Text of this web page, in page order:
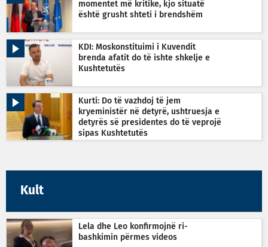
momentet më kritike, kjo situatë
është grusht shteti i brendshëm
KDI: Moskonstituimi i Kuvendit
brenda afatit do të ishte shkelje e
Kushtetutës
Kurti: Do të vazhdoj të jem
kryeministër në detyrë, ushtruesja e
detyrës së presidentes do të veprojë
sipas Kushtetutës
Kult
Lela dhe Leo konfirmojnë ri-
bashkimin përmes videos